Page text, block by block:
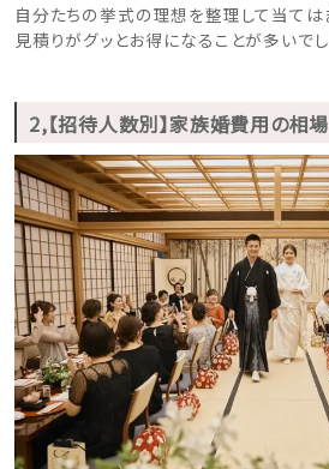
自分たちの挙式の理想を整理して当ては
見積りがグッとお得になることが多いでし
2,【招待人数別】家族婚費用の相場